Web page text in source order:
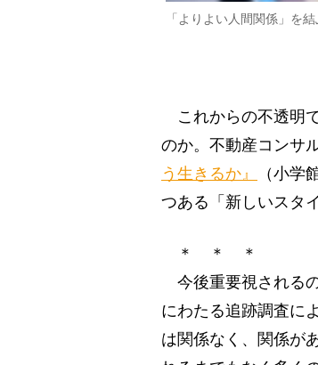
「よりよい人間関係」を
これからの不透明
のか。不動産コンサ
う生きるか』
（小学
つある「新しいスタ
＊ ＊ ＊
今後重要視される
にわたる追跡調査に
は関係なく、関係が